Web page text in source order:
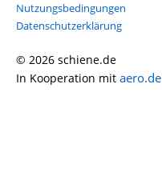
Nutzungsbedingungen
Datenschutzerklärung
© 2026 schiene.de
In Kooperation mit aero.de